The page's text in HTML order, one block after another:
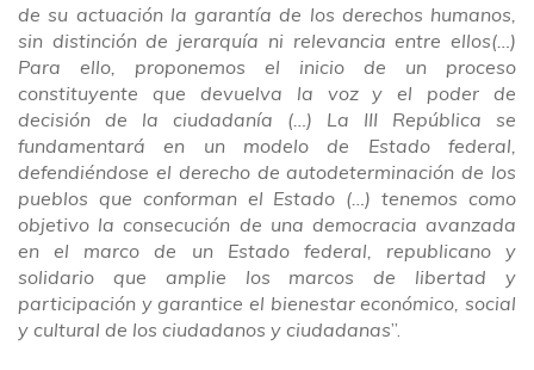
de su actuación la garantía de los derechos humanos,
sin distinción de jerarquía ni relevancia entre ellos(…)
Para ello, proponemos el inicio de un proceso
constituyente que devuelva la voz y el poder de
decisión de la ciudadanía (…) La III República se
fundamentará en un modelo de Estado federal,
defendiéndose el derecho de autodeterminación de los
pueblos que conforman el Estado (…) tenemos como
objetivo la consecución de una democracia avanzada
en el marco de un Estado federal, republicano y
solidario que amplie los marcos de libertad y
participación y garantice el bienestar económico, social
y cultural de los ciudadanos y ciudadanas”.